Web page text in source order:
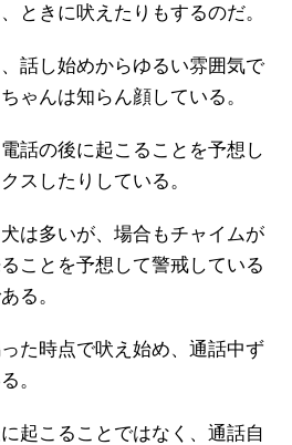
ときに吠えたりもするのだ。
話し始めからゆるい雰囲気で
ゃんは知らん顔している。
話の後に起こることを予想し
スしたりしている。
は多いが、場合もチャイムが
ことを予想して警戒している
る。
た時点で吠え始め、通話中ず
。
起こることではなく、通話自